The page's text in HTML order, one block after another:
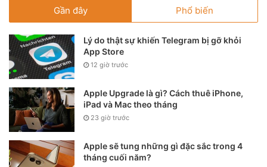
Gần đây Phổ biến
Lý do thật sự khiến Telegram bị gỡ khỏi
App Store
12 giờ trước
Apple Upgrade là gì? Cách thuê iPhone,
iPad và Mac theo tháng
23 giờ trước
Apple sẽ tung những gì đặc sắc trong 4
tháng cuối năm?